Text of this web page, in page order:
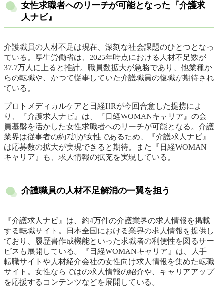
女性求職者へのリーチが可能となった『介護求
人ナビ』
介護職員の人材不足は現在、深刻な社会課題のひとつとなっ
ている。厚生労働省は、2025年時点における人材不足数が
37.7万人に上ると推計。職員数拡大が急務であり、他業種か
らの転職や、かつて従事していた介護職員の復職が期待され
ている。
プロトメディカルケアと日経HRが今回合意した提携によ
り、『介護求人ナビ』は、『日経WOMANキャリア』の会
員基盤を活かした女性求職者へのリーチが可能となる。介護
業界は従事者の約7割が女性であるため、『介護求人ナビ』
は応募数の拡大が実現できると期待。また『日経WOMAN
キャリア』も、求人情報の拡充を実現している。
介護職員の人材不足解消の一翼を担う
『介護求人ナビ』は、約4万件の介護業界の求人情報を掲載
する転職サイト。日本全国における業界の求人情報を提供し
ており、履歴書作成機能といった求職者の利便性を図るサー
ビスも展開している。『日経WOMANキャリア』は、大手
転職サイトや人材紹介会社の女性向け求人情報を集めた転職
サイト。女性ならではの求人情報の紹介や、キャリアアップ
を応援するコンテンツなどを展開している。